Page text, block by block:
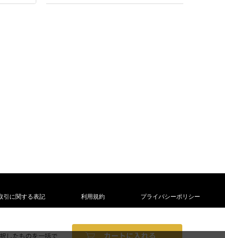
したものを一括で
引に関する表記 利用規約 プライバシーポリシー